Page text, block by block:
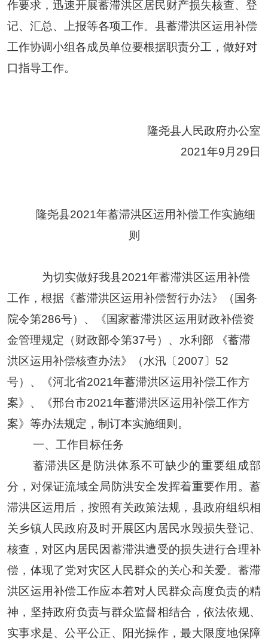
作要求，迅速开展蓄滞洪区居民财产损失核查、登
记、汇总、上报等各项工作。县蓄滞洪区运用补偿
工作协调小组各成员单位要根据职责分工，做好对
口指导工作。
隆尧县人民政府办公室
2021年9月29日
隆尧县2021年蓄滞洪区运用补偿工作实施细
则
为切实做好我县2021年蓄滞洪区运用补偿
工作，根据《蓄滞洪区运用补偿暂行办法》（国务
院令第286号）、《国家蓄滞洪区运用财政补偿资
金管理规定（财政部令第37号）、水利部 《蓄滞
洪区运用补偿核查办法》（水汛〔2007〕52
号） 、《河北省2021年蓄滞洪区运用补偿工作方
案》、《邢台市2021年蓄滞洪区运用补偿工作方
案》等办法规定，制订本实施细则。
一、工作目标任务
蓄滞洪区是防洪体系不可缺少的重要组成部
分，对保证流域全局防洪安全发挥着重要作用。蓄
滞洪区运用后，按照有关政策法规，县政府组织相
关乡镇人民政府及时开展区内居民水毁损失登记、
核查，对区内居民因蓄滞洪遭受的损失进行合理补
偿， 体现了党对灾区人民群众的关心和关爱。 蓄滞
洪区运用补偿工作应本着对人民群众高度负责的精
神，坚持政府负责与群众监督相结合，依法依规、
实事求是、公平公正、 阳光操作，最大限度地保障